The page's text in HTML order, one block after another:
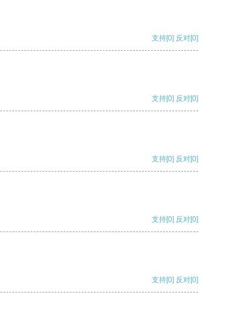
支持[0] 反对[0]
支持[0] 反对[0]
支持[0] 反对[0]
支持[0] 反对[0]
支持[0] 反对[0]